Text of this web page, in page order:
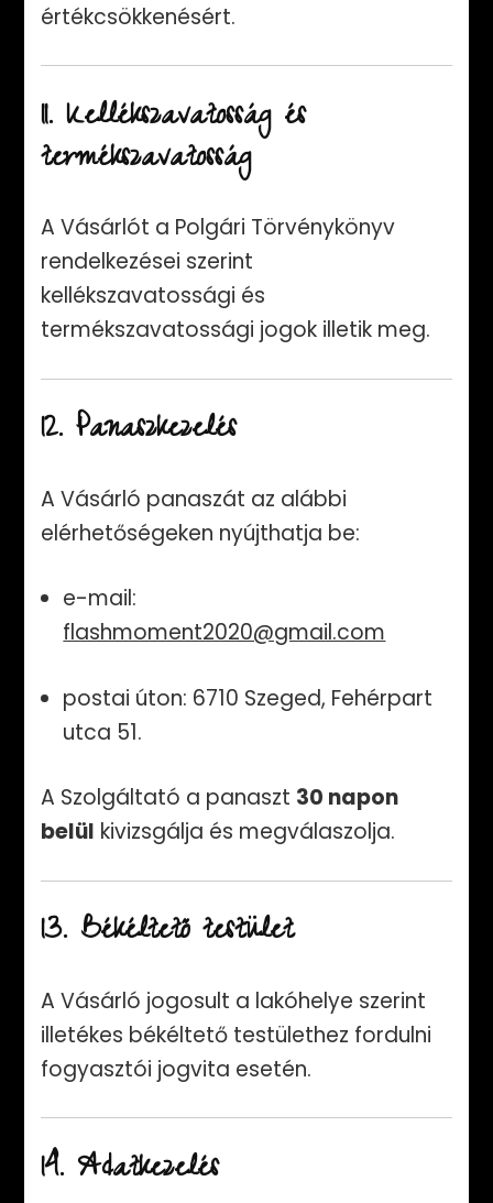
értékcsökkenésért.
11. Kellékszavatosság és
termékszavatosság
A Vásárlót a Polgári Törvénykönyv
rendelkezései szerint
kellékszavatossági és
termékszavatossági jogok illetik meg.
12. Panaszkezelés
A Vásárló panaszát az alábbi
elérhetőségeken nyújthatja be:
e-mail:
flashmoment2020@gmail.com
postai úton: 6710 Szeged, Fehérpart
utca 51.
A Szolgáltató a panaszt 30 napon
belül kivizsgálja és megválaszolja.
13. Békéltető testület
A Vásárló jogosult a lakóhelye szerint
illetékes békéltető testülethez fordulni
fogyasztói jogvita esetén.
14. Adatkezelés